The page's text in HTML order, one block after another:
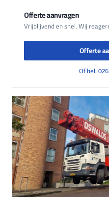
Offerte aanvragen
Vrijblijvend en snel. Wij
Offerte
Of bel: